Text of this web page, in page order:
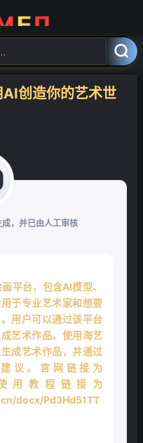

工具、资讯
AI图
创造你的艺术世
，并已由人工审核
平台，包含AI模型、
于专业艺术家和想要
用户可以通过该平台
艺术作品。使用海艺
成艺术作品，并通过
议。官网链接为
使用教程链接为
docx/Pd3Hd51TT
以通过官网